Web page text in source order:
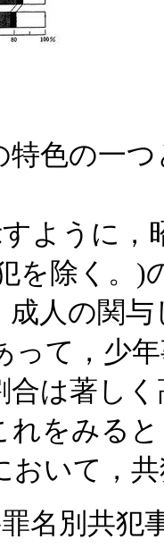
色の一つ
ように，
を除く。)
成人の関
って，少
合は著し
れをみる
おいて，
名別共犯